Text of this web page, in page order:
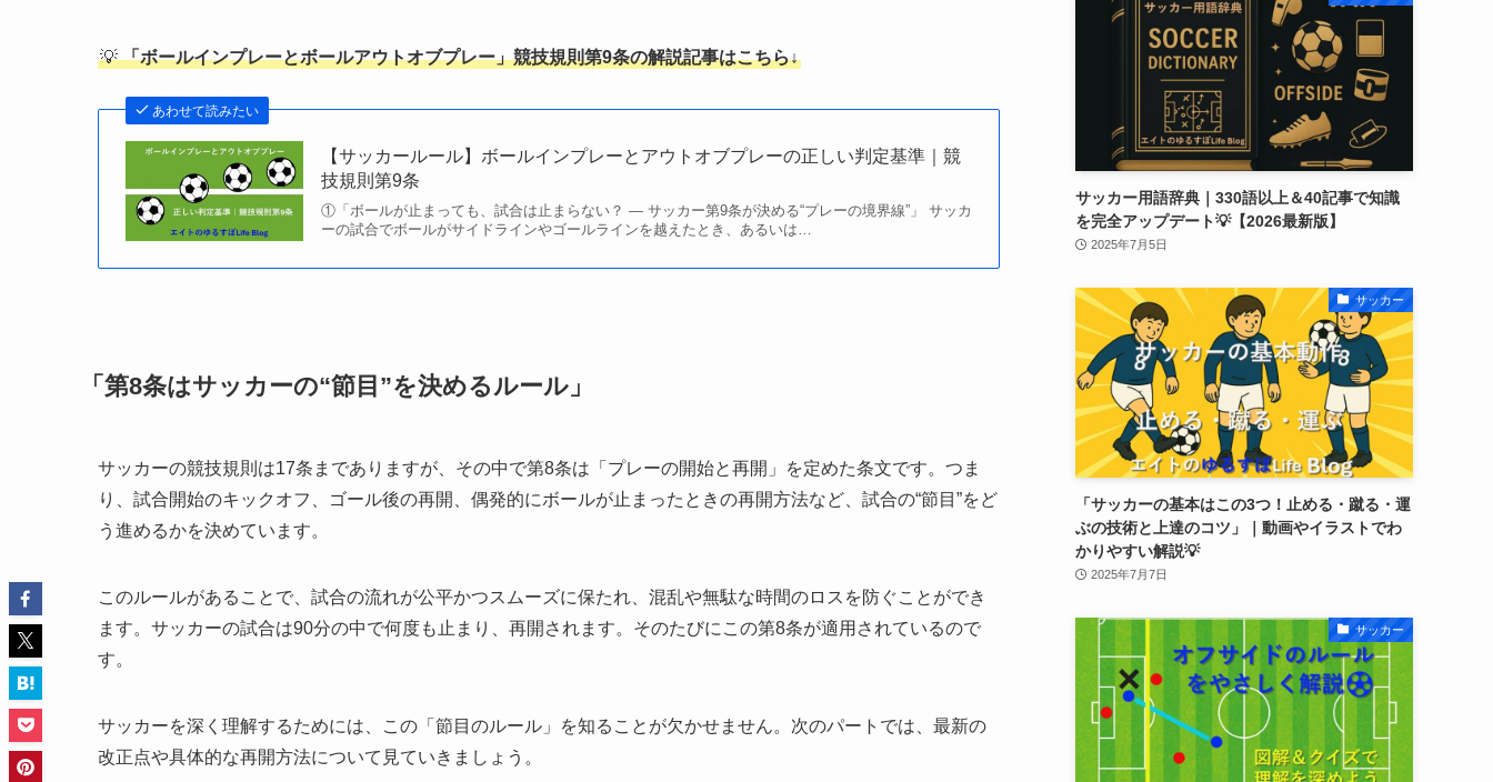
💡 「ボールインプレーとボールアウトオブプレー」競技規則第9条の解説記事はこちら↓
あわせて読みたい
【サッカールール】ボールインプレーとアウトオブプレーの正しい判定基準｜競
技規則第9条
①「ボールが止まっても、試合は止まらない？ ― サッカー第9条が決める“プレーの境界線”」 サッカ
ーの試合でボールがサイドラインやゴールラインを越えたとき、あるいは…
「第8条はサッカーの“節目”を決めるルール」
サッカーの競技規則は17条までありますが、その中で第8条は「プレーの開始と再開」を定めた条文です。つま
り、試合開始のキックオフ、ゴール後の再開、偶発的にボールが止まったときの再開方法など、試合の“節目”をど
う進めるかを決めています。
このルールがあることで、試合の流れが公平かつスムーズに保たれ、混乱や無駄な時間のロスを防ぐことができ
ます。サッカーの試合は90分の中で何度も止まり、再開されます。そのたびにこの第8条が適用されているので
す。
サッカーを深く理解するためには、この「節目のルール」を知ることが欠かせません。次のパートでは、最新の
改正点や具体的な再開方法について見ていきましょう。
サッカー用語辞典｜330語以上＆40記事で知識
を完全アップデート💡【2026最新版】
2025年7月5日
サッカー
「サッカーの基本はこの3つ！止める・蹴る・運
ぶの技術と上達のコツ」｜動画やイラストでわ
かりやすい解説💡
2025年7月7日
サッカー